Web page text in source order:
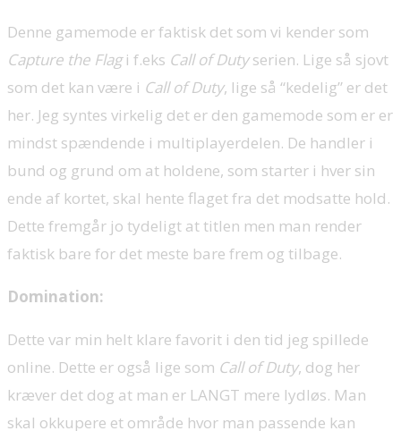
Denne gamemode er faktisk det som vi kender som
Capture the Flagi f.eks Call of Dutyserien. Lige så sjovt
som det kan være i Call of Duty, lige så “kedelig” er det
her. Jeg syntes virkelig det er den gamemode som er er
mindst spændende i multiplayerdelen. De handler i
bund og grund om at holdene, som starter i hver sin
ende af kortet, skal hente flaget fra det modsatte hold.
Dette fremgår jo tydeligt at titlen men man render
faktisk bare for det meste bare frem og tilbage.
Domination:
Dette var min helt klare favorit i den tid jeg spillede
online. Dette er også lige som Call of Duty, dog her
kræver det dog at man er LANGT mere lydløs. Man
skal okkupere et område hvor man passende kan